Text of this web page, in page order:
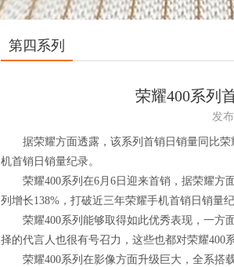
第四系列
荣耀400系列
发
据荣耀方面透露，该系列首销日销量同比荣
机首销日销量纪录。
荣耀400系列在6月6日迎来首销，据荣耀方面
列增长138%，打破近三年荣耀手机首销日销量纪
荣耀400系列能够取得如此优秀表现，一方
择的代言人也很有号召力，这些也都对荣耀400
荣耀400系列在影像方面升级巨大，全系搭载